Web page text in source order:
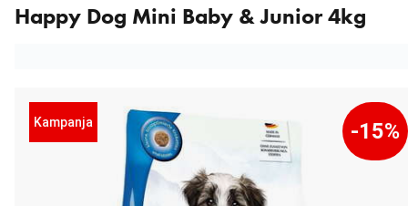
Eläinlääkäriruoat
Tuotemerkit
Happy Dog Mini Baby & Junior 4kg
Kampanja -15%